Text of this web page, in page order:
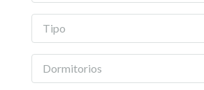
Tipo
Dormitorios